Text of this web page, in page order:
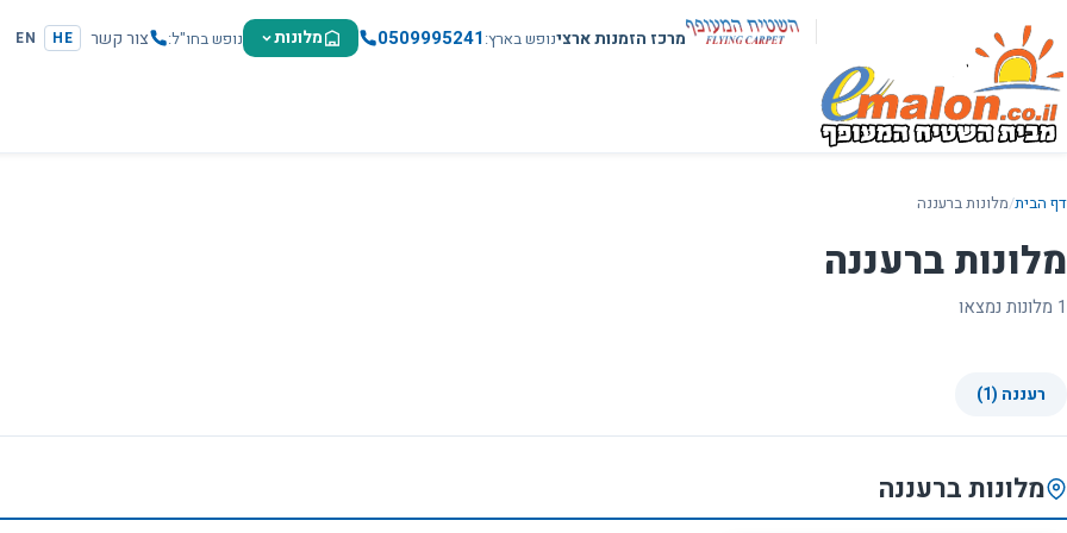
מרכז הזמנות ארצינופש בארץ 0509995241 מלונות נופש בחו"ל צור קשר HE
EN
דף הבית/מלונות ברעננה
מלונות ברעננה
1 מלונות נמצאו
רעננה (1)
מלונות ברעננה